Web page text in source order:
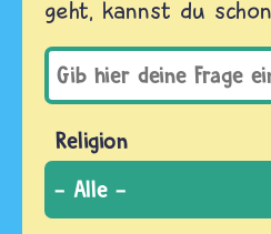
geht, kannst du
Religion